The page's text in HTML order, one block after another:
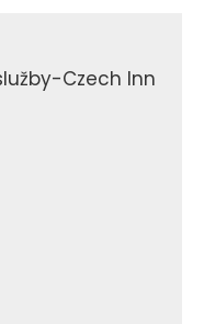
Czech Inn